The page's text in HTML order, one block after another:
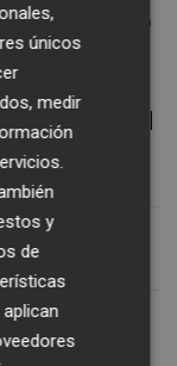
directivo
de
del
únicos
medir
y
de